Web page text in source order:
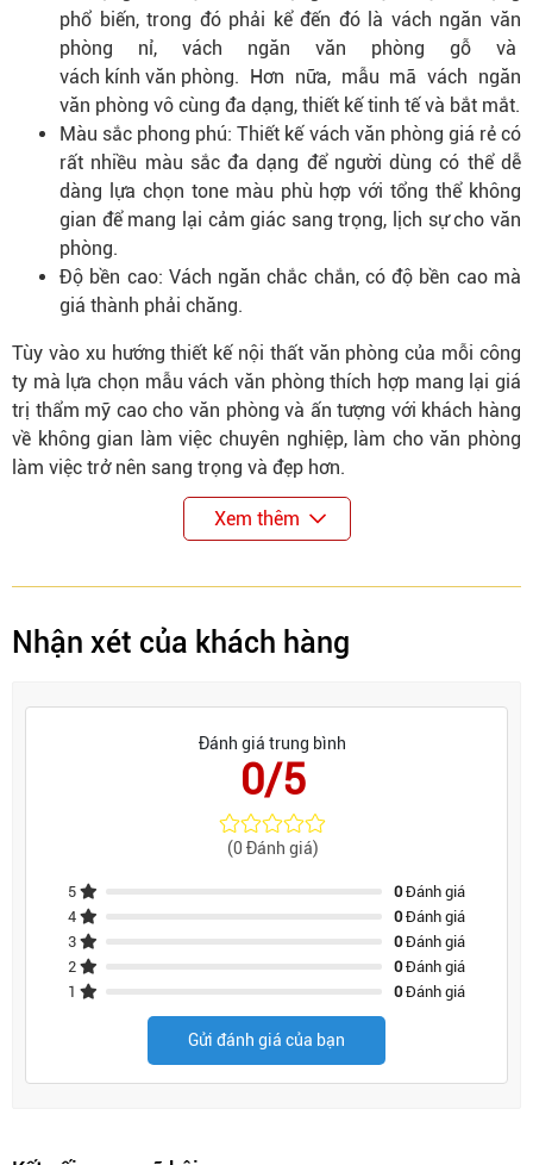
phổ biến, trong đó phải kể đến đó là vách ngăn văn
phòng nỉ, vách ngăn văn phòng gỗ và
vách kính văn phòng. Hơn nữa, mẫu mã vách ngăn
văn phòng vô cùng đa dạng, thiết kế tinh tế và bắt mắt.
Màu sắc phong phú: Thiết kế vách văn phòng giá rẻ có
rất nhiều màu sắc đa dạng để người dùng có thể dễ
dàng lựa chọn tone màu phù hợp với tổng thể không
gian để mang lại cảm giác sang trọng, lịch sự cho văn
phòng.
Độ bền cao: Vách ngăn chắc chắn, có độ bền cao mà
giá thành phải chăng.
Tùy vào xu hướng thiết kế nội thất văn phòng của mỗi công
ty mà lựa chọn mẫu vách văn phòng thích hợp mang lại giá
trị thẩm mỹ cao cho văn phòng và ấn tượng với khách hàng
về không gian làm việc chuyên nghiệp, làm cho văn phòng
làm việc trở nên sang trọng và đẹp hơn.
Xem thêm
Nhận xét của khách hàng
Đánh giá trung bình
0/5
(0 Đánh giá)
5 0Đánh giá
4
0Đánh giá
3
0Đánh giá
2
0Đánh giá
1
0Đánh giá
Gửi đánh giá của bạn